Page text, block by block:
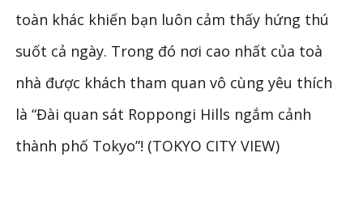
toàn khác khiến bạn luôn cảm thấy hứng thú
suốt cả ngày. Trong đó nơi cao nhất của toà
nhà được khách tham quan vô cùng yêu thích
là “Đài quan sát Roppongi Hills ngắm cảnh
thành phố Tokyo”! (TOKYO CITY VIEW)